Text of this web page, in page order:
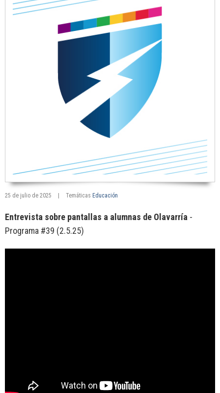
25 de julio de 2025 Temáticas Educación
Entrevista sobre pantallas a alumnas de Olavarría -
Programa #39 (2.5.25)